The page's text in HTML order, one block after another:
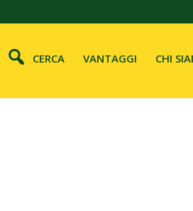
CERCA VANTAGGI CHI